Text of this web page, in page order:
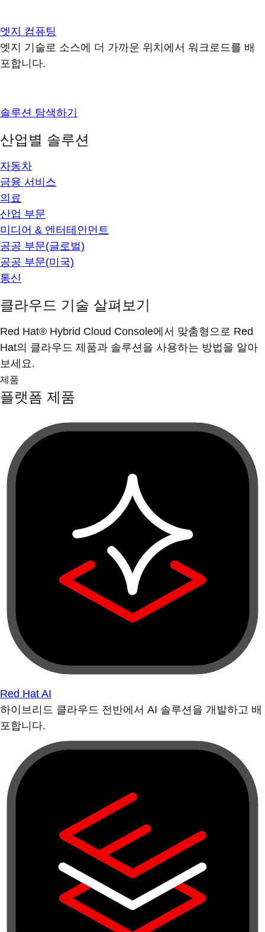
엣지 컴퓨팅
엣지 기술로 소스에 더 가까운 위치에서 워크로드를 배
포합니다.
솔루션 탐색하기
산업별 솔루션
자동차
금융 서비스
의료
산업 부문
미디어 & 엔터테인먼트
공공 부문(글로벌)
공공 부문(미국)
통신
클라우드 기술 살펴보기
Red Hat® Hybrid Cloud Console에서 맞춤형으로 Red
Hat의 클라우드 제품과 솔루션을 사용하는 방법을 알아
보세요.
제품
플랫폼 제품
Red Hat AI
하이브리드 클라우드 전반에서 AI 솔루션을 개발하고 배
포합니다.